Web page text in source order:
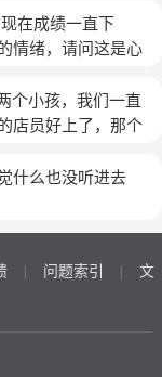
把自己心里的事
是我第一次鼓起勇
想过离开，我是
没有休班，现在只
由的。这个点他
我可以自由自在的
孩子所以会有那
常烦躁，还有大
家长会让我觉得
问您们能帮帮我
时按住胸口说最
样很着急，我女儿
的老人喂养不
的母亲接去了。母
人相见的味道就不
乐，家庭氛围很
成绩很好，给予
，梳洗到了初中
只有到市里私立学
早6.30,晚8.0由我
饿，回来我亲自做
初三上吧，又停
在成绩一直下
情绪，请问这是心
个小孩，我们一直
店员好上了，那个
他还死不承认说
话也不说，还说
句交代都没有，我
个女的聊，我真的
什么也没听进去
| 问题索引 |
文